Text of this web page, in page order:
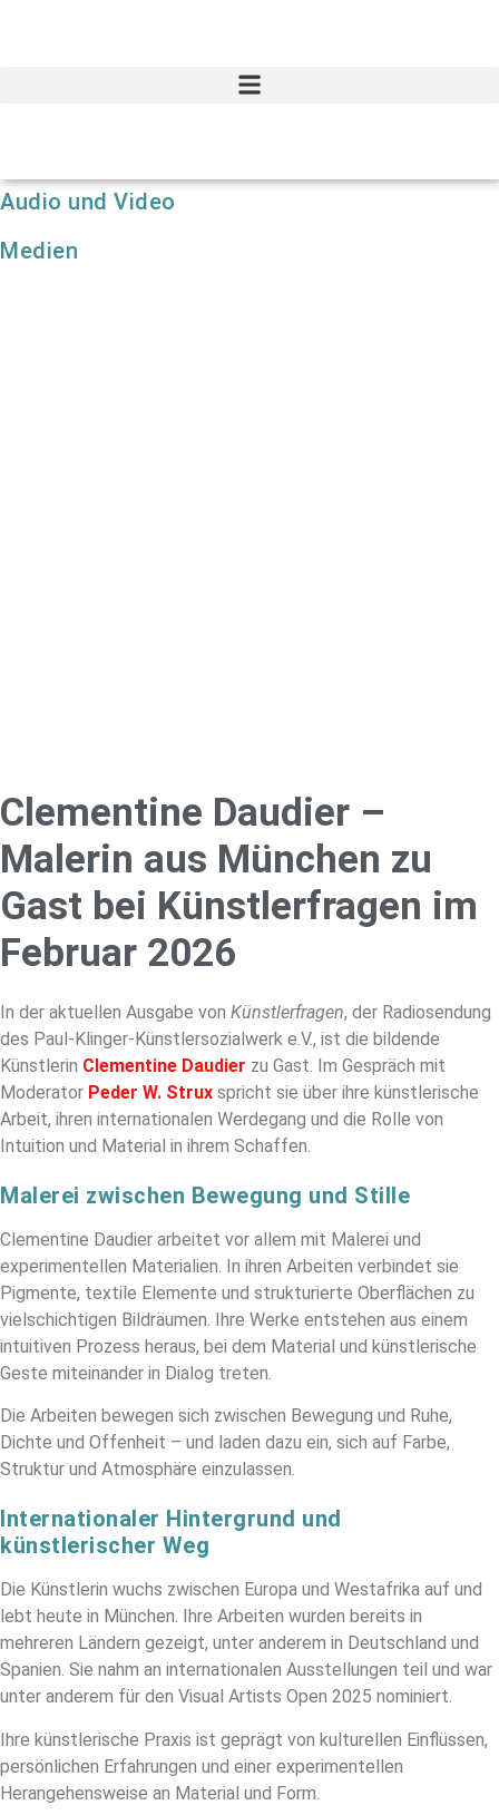
Audio und Video
Medien
Clementine Daudier –
Malerin aus München zu
Gast bei Künstlerfragen im
Februar 2026
In der aktuellen Ausgabe von Künstlerfragen, der Radiosendung
des Paul-Klinger-Künstlersozialwerk e.V., ist die bildende
Künstlerin Clementine Daudier zu Gast. Im Gespräch mit
Moderator Peder W. Strux spricht sie über ihre künstlerische
Arbeit, ihren internationalen Werdegang und die Rolle von
Intuition und Material in ihrem Schaffen.
Malerei zwischen Bewegung und Stille
Clementine Daudier arbeitet vor allem mit Malerei und
experimentellen Materialien. In ihren Arbeiten verbindet sie
Pigmente, textile Elemente und strukturierte Oberflächen zu
vielschichtigen Bildräumen. Ihre Werke entstehen aus einem
intuitiven Prozess heraus, bei dem Material und künstlerische
Geste miteinander in Dialog treten.
Die Arbeiten bewegen sich zwischen Bewegung und Ruhe,
Dichte und Offenheit – und laden dazu ein, sich auf Farbe,
Struktur und Atmosphäre einzulassen.
Internationaler Hintergrund und
künstlerischer Weg
Die Künstlerin wuchs zwischen Europa und Westafrika auf und
lebt heute in München. Ihre Arbeiten wurden bereits in
mehreren Ländern gezeigt, unter anderem in Deutschland und
Spanien. Sie nahm an internationalen Ausstellungen teil und war
unter anderem für den Visual Artists Open 2025 nominiert.
Ihre künstlerische Praxis ist geprägt von kulturellen Einflüssen,
persönlichen Erfahrungen und einer experimentellen
Herangehensweise an Material und Form.